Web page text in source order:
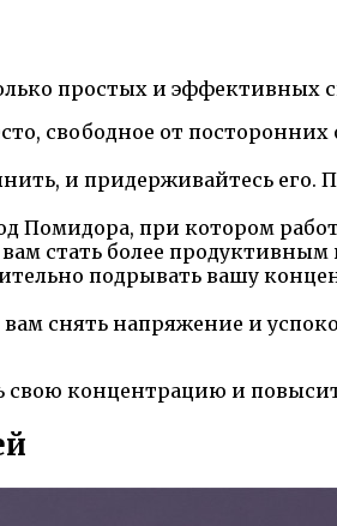
простых и эффективных
свободное от посторонних
и придерживайтесь его.
при котором
стать более
подрывать вашу
снять напряжение и
концентрацию и